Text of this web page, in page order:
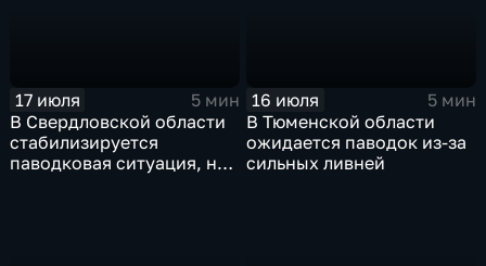
17 июля
5 мин
В Свердловской области
стабилизируется
паводковая ситуация, но
16 июля
5 мин
В Тюменской области
ожидается паводок из-за
сильных ливней